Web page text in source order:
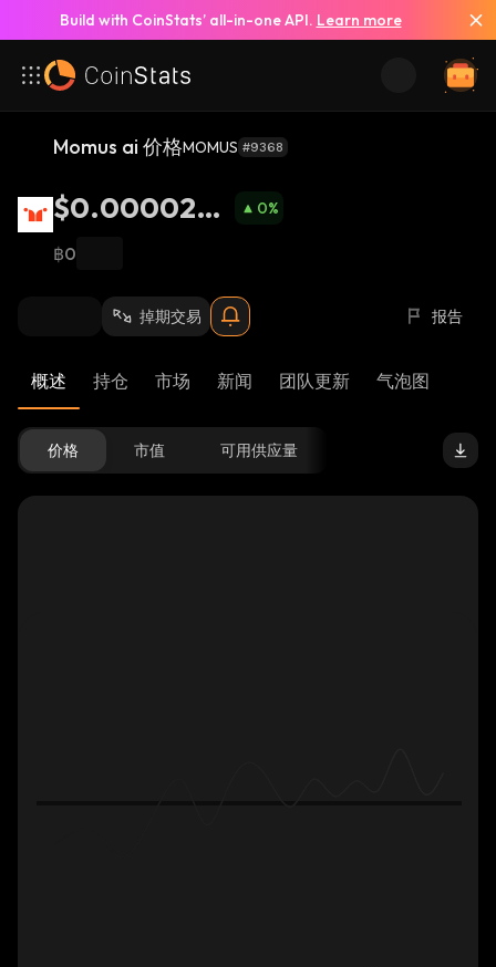
Build with CoinStats’ all-in-one API. Learn more
Momus ai 价格MOMUS #9368
$0.0000278
4
0%
฿0
掉期交易 报告
概述 持仓 市场 新闻 团队更新 气泡图
价格 市值 可用供应量